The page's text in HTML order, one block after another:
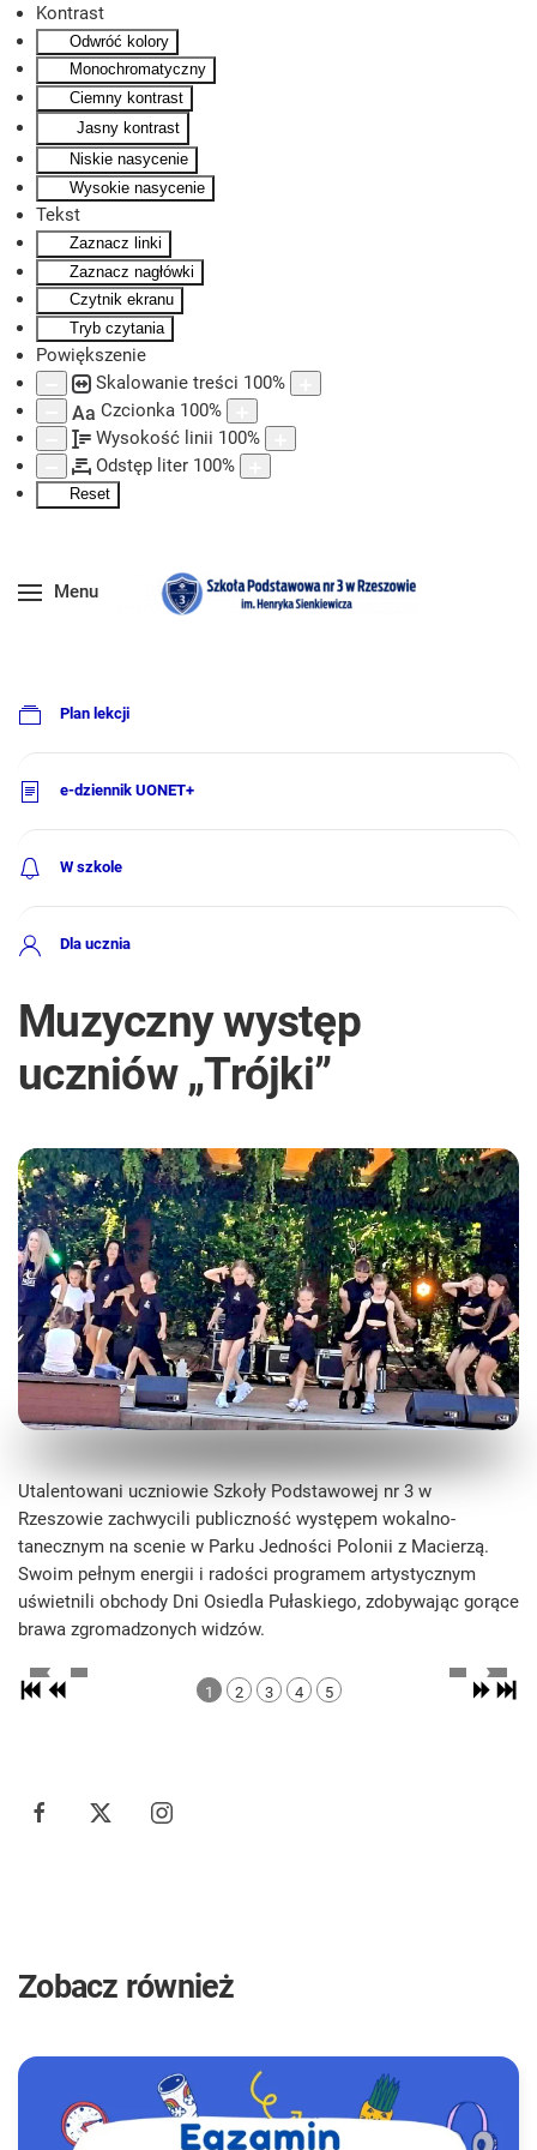
Kontrast
Odwróć kolory
Monochromatyczny
Ciemny kontrast
Jasny kontrast
Niskie nasycenie
Wysokie nasycenie
Tekst
Zaznacz linki
Zaznacz nagłówki
Czytnik ekranu
Tryb czytania
Powiększenie
Skalowanie treści 100%
Aa Czcionka 100%
Wysokość linii 100%
Odstęp liter 100%
Reset
Skip to main content
Menu
Plan lekcji
e-dziennik UONET+
W szkole
Dla ucznia
Muzyczny występ
uczniów „Trójki”
Utalentowani uczniowie Szkoły Podstawowej nr 3 w
Rzeszowie zachwycili publiczność występem wokalno-
tanecznym na scenie w Parku Jedności Polonii z Macierzą.
Swoim pełnym energii i radości programem artystycznym
uświetnili obchody Dni Osiedla Pułaskiego, zdobywając gorące
brawa zgromadzonych widzów.
1 2 3 4 5
Zobacz również